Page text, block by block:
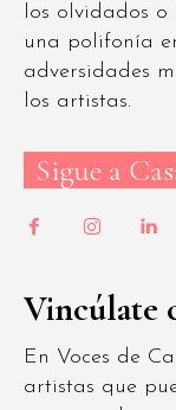
los olvidados
una polifonía
adversidades
los artistas.
Sigue a
Vincúlate
En Voces de
artistas que